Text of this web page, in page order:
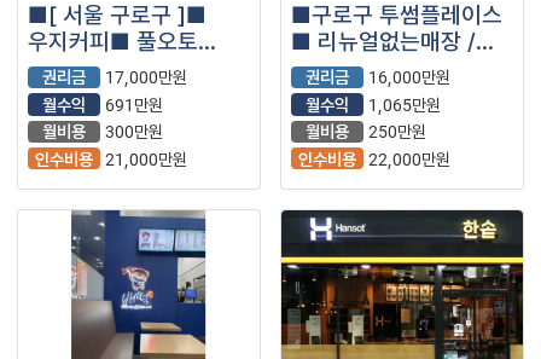
■[ 서울 구로구 ]■
우지커피■ 풀오토
운영매장 월순익
800만원 나왔습니다.■
권리금
17,000만원
월수익
691만원
월비용
300만원
인수비용 21,000만원
■구로구 투썸플레이스
■ 리뉴얼없는매장 /
월수익1,065만원 /
초보추천창업
권리금
16,000만원
월수익
1,065만원
월비용
250만원
인수비용 22,000만원